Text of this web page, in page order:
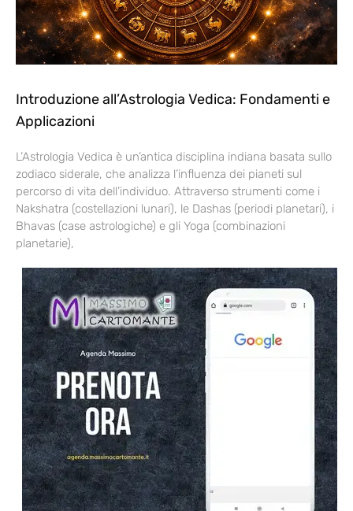
Introduzione all’Astrologia Vedica: Fondamenti e
Applicazioni
L’Astrologia Vedica è un’antica disciplina indiana basata sullo
zodiaco siderale, che analizza l’influenza dei pianeti sul
percorso di vita dell’individuo. Attraverso strumenti come i
Nakshatra (costellazioni lunari), le Dashas (periodi planetari), i
Bhavas (case astrologiche) e gli Yoga (combinazioni
planetarie),